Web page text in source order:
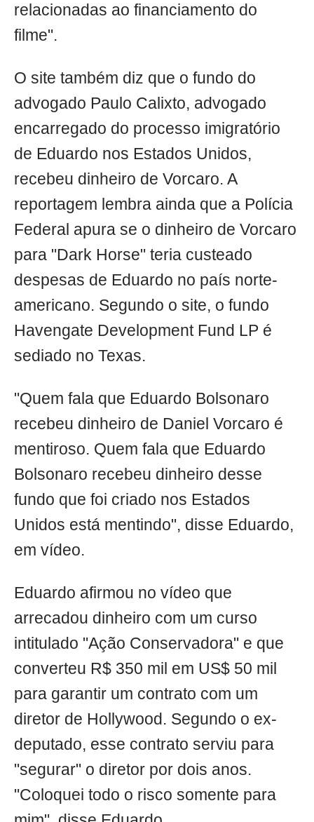
relacionadas ao financiamento do
filme".
O site também diz que o fundo do
advogado Paulo Calixto, advogado
encarregado do processo imigratório
de Eduardo nos Estados Unidos,
recebeu dinheiro de Vorcaro. A
reportagem lembra ainda que a Polícia
Federal apura se o dinheiro de Vorcaro
para "Dark Horse" teria custeado
despesas de Eduardo no país norte-
americano. Segundo o site, o fundo
Havengate Development Fund LP é
sediado no Texas.
"Quem fala que Eduardo Bolsonaro
recebeu dinheiro de Daniel Vorcaro é
mentiroso. Quem fala que Eduardo
Bolsonaro recebeu dinheiro desse
fundo que foi criado nos Estados
Unidos está mentindo", disse Eduardo,
em vídeo.
Eduardo afirmou no vídeo que
arrecadou dinheiro com um curso
intitulado "Ação Conservadora" e que
converteu R$ 350 mil em US$ 50 mil
para garantir um contrato com um
diretor de Hollywood. Segundo o ex-
deputado, esse contrato serviu para
"segurar" o diretor por dois anos.
"Coloquei todo o risco somente para